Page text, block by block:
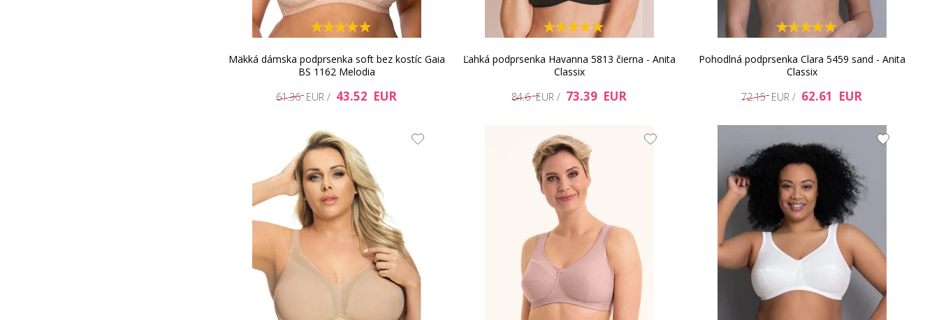
Mäkká dámska podprsenka soft bez kostíc Gaia
BS 1162 Melodia
61.36 EUR / 43.52 EUR
Ľahká podprsenka Havanna 5813 čierna - Anita
Classix
84.6 EUR / 73.39 EUR
Pohodlná podprsenka Clara 5459 sand - Anita
Classix
72.15 EUR / 62.61 EUR